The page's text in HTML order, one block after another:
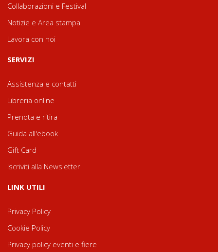
Collaborazioni e Festival
Notizie e Area stampa
Lavora con noi
SERVIZI
Assistenza e contatti
Libreria online
Prenota e ritira
Guida all'ebook
Gift Card
Iscriviti alla Newsletter
LINK UTILI
Privacy Policy
Cookie Policy
Privacy policy eventi e fiere